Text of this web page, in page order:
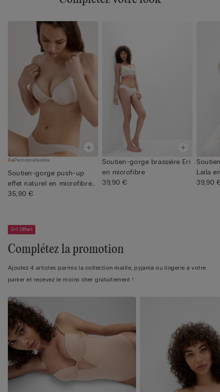
Personnalisable
Soutien-gorge push-up
effet naturel en microfibre
...
35,90 €
Soutien-gorge brassière Eri
en microfibre
39,90 €
Laila
39,90
3+1 Offert
Complétez la promotion
Ajoutez 4 articles parmis la collection maille, pyjama ou lingerie à votre
panier et recevez le moins cher gratuitement !